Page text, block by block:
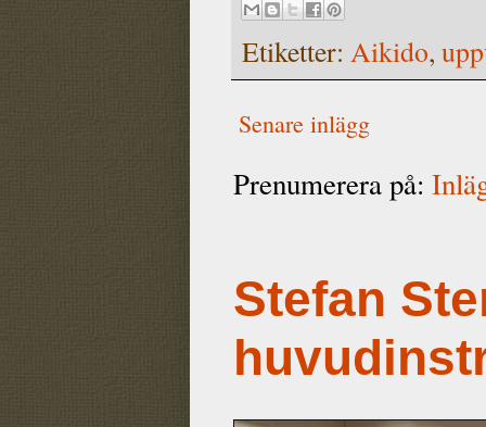
Etiketter: Aikido,
Senare inlägg
Prenumerera på:
Stefan